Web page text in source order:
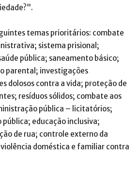
temas prioritários: combate
sistema prisional;
pública; saneamento básico;
parental; investigações
dolosos contra a vida; proteção de
resíduos sólidos; combate aos
pública – licitatórios;
pública; educação inclusiva;
de rua; controle externo da
doméstica e familiar contra